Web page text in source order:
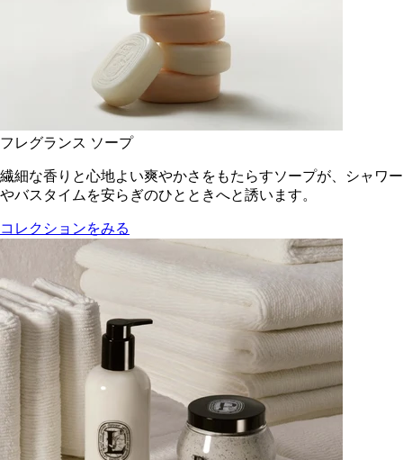
フレグランス ソープ
繊細な香りと心地よい爽やかさをもたらすソープが、シャワー
やバスタイムを安らぎのひとときへと誘います。
コレクションをみる